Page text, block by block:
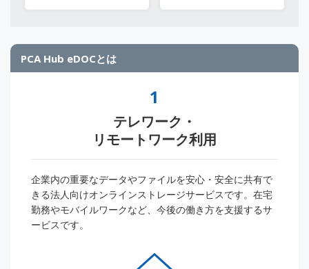
PCA Hub eDOCとは
1
テレワーク・
リモートワーク利用
企業内の重要なデータやファイルを安心・安全に共有で
きる法人向けオンラインストレージサービスです。在宅
勤務やモバイルワークなど、今後の働き方を支援するサ
ービスです。